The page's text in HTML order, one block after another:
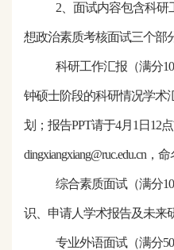
2、面试内容包含科
想政治素质考核面试三个部
科研工作汇报（满分
钟硕士阶段的科研情况学术
划；报告PPT请于4月 1 日 12
dingxiangxiang@ruc.edu.cn ，
综合素质面试（满分
识、申请人学术报告及未来
专业外语面试（满分